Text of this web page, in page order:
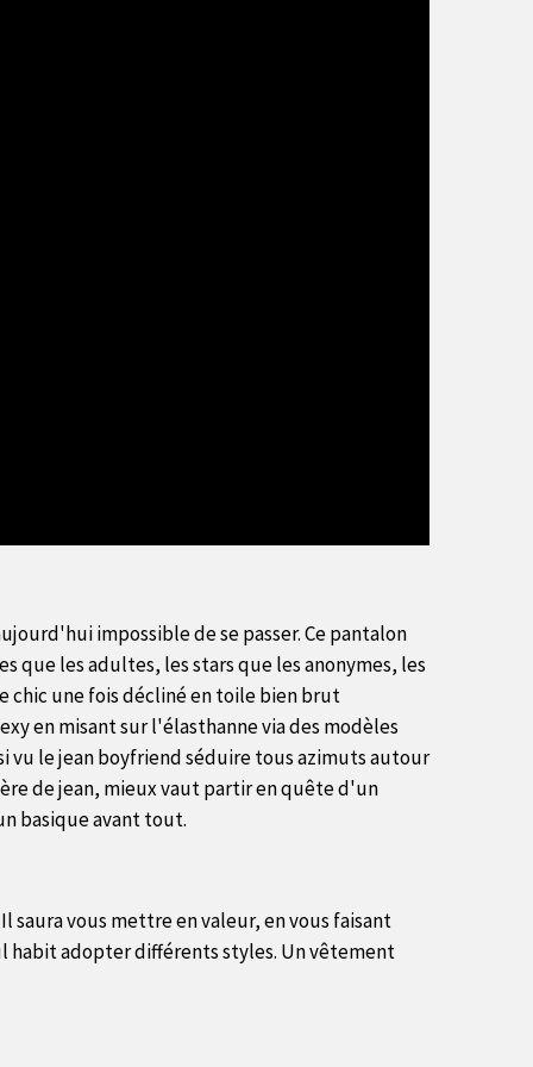
impossible de se passer. Ce pantalon
que les adultes, les stars que les anonymes, les
chic une fois décliné en toile bien brut
en misant sur l'élasthanne via des modèles
vu le jean boyfriend séduire tous azimuts autour
de jean, mieux vaut partir en quête d'un
basique avant tout.
Il saura vous mettre en valeur, en vous faisant
habit adopter différents styles. Un vêtement